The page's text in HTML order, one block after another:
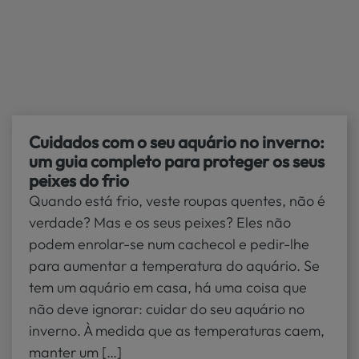
MUNDO
KIWOKO
Cuidados com o seu aquário no inverno:
um guia completo para proteger os seus
peixes do frio
Quando está frio, veste roupas quentes, não é
verdade? Mas e os seus peixes? Eles não
podem enrolar-se num cachecol e pedir-lhe
para aumentar a temperatura do aquário. Se
tem um aquário em casa, há uma coisa que
não deve ignorar: cuidar do seu aquário no
inverno. À medida que as temperaturas caem,
manter um […]